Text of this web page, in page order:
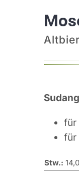
Altbier
für
für
Stw.: